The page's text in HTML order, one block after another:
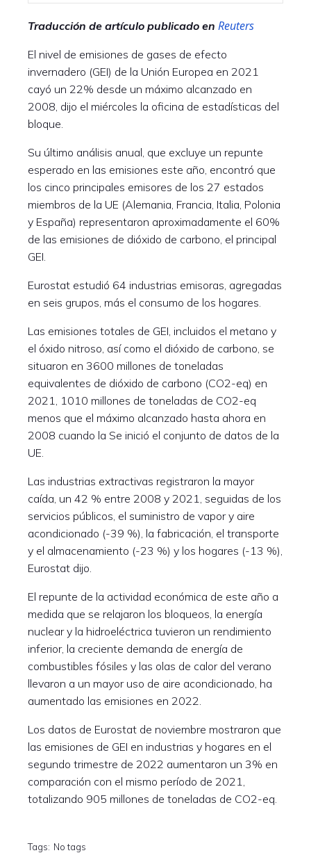
Traducción de artículo publicado en Reuters
El nivel de emisiones de gases de efecto
invernadero (GEI) de la Unión Europea en 2021
cayó un 22% desde un máximo alcanzado en
2008, dijo el miércoles la oficina de estadísticas del
bloque.
Su último análisis anual, que excluye un repunte
esperado en las emisiones este año, encontró que
los cinco principales emisores de los 27 estados
miembros de la UE (Alemania, Francia, Italia, Polonia
y España) representaron aproximadamente el 60%
de las emisiones de dióxido de carbono, el principal
GEI.
Eurostat estudió 64 industrias emisoras, agregadas
en seis grupos, más el consumo de los hogares.
Las emisiones totales de GEI, incluidos el metano y
el óxido nitroso, así como el dióxido de carbono, se
situaron en 3600 millones de toneladas
equivalentes de dióxido de carbono (CO2-eq) en
2021, 1010 millones de toneladas de CO2-eq
menos que el máximo alcanzado hasta ahora en
2008 cuando la Se inició el conjunto de datos de la
UE.
Las industrias extractivas registraron la mayor
caída, un 42 % entre 2008 y 2021, seguidas de los
servicios públicos, el suministro de vapor y aire
acondicionado (-39 %), la fabricación, el transporte
y el almacenamiento (-23 %) y los hogares (-13 %),
Eurostat dijo.
El repunte de la actividad económica de este año a
medida que se relajaron los bloqueos, la energía
nuclear y la hidroeléctrica tuvieron un rendimiento
inferior, la creciente demanda de energía de
combustibles fósiles y las olas de calor del verano
llevaron a un mayor uso de aire acondicionado, ha
aumentado las emisiones en 2022.
Los datos de Eurostat de noviembre mostraron que
las emisiones de GEI en industrias y hogares en el
segundo trimestre de 2022 aumentaron un 3% en
comparación con el mismo período de 2021,
totalizando 905 millones de toneladas de CO2-eq.
Tags: No tags